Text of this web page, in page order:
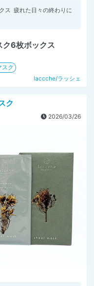
ス ⁡ 疲れた日々の終わりに
6枚ボックス
スク
laccche/ラッシェ
ク
2026/03/26